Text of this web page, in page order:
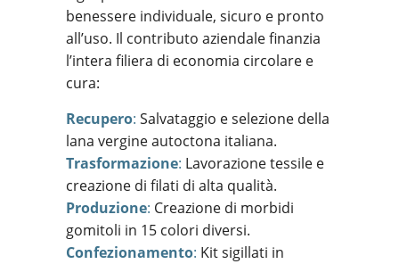
benessere individuale, sicuro e pronto
all’uso. Il contributo aziendale finanzia
l’intera filiera di economia circolare e
cura:
Recupero: Salvataggio e selezione della
lana vergine autoctona italiana.
Trasformazione: Lavorazione tessile e
creazione di filati di alta qualità.
Produzione: Creazione di morbidi
gomitoli in 15 colori diversi.
Confezionamento: Kit sigillati in